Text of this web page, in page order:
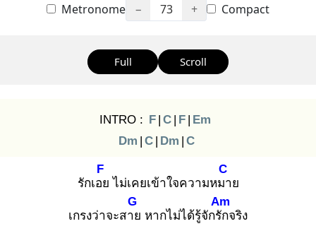
Metronome − 73 + Compact
Full Scroll
INTRO : F | C | F | Em
Dm | C | Dm | C
รักเอย
F
ไม่เคยเข้าใจความหมา
C
ย
เกรงว่าจะสาย
G
หากไม่ได้รู้จักรัก
Am
จริง